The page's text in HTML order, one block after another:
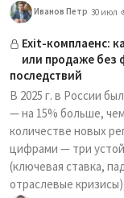
Иванов Петр 30 июл
Exit-комплаенс:
или продаже без
последствий
В 2025 г. в России
— на 15% больше,
количестве новых
цифрами — три
(ключевая ставка,
отраслевые